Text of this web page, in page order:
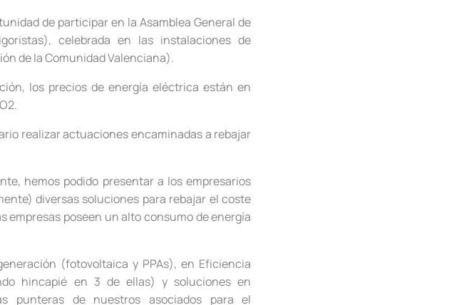
de participar en la Asamblea General de
celebrada en las instalaciones de
de la Comunidad Valenciana).
los precios de energía eléctrica están en
realizar actuaciones encaminadas a rebajar
hemos podido presentar a los empresarios
diversas soluciones para rebajar el coste
poseen un alto consumo de energía
(fotovoltaica y PPAs), en Eficiencia
hincapié en 3 de ellas) y soluciones en
punteras de nuestros asociados para el